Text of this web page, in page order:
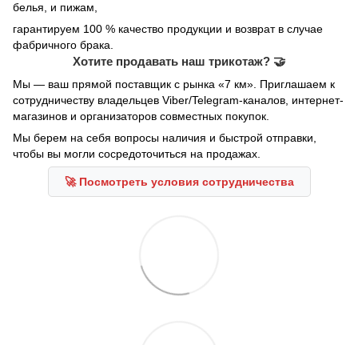
белья, и пижам,
гарантируем 100 % качество продукции и возврат в случае
фабричного брака.
Хотите продавать наш трикотаж? 🤝
Мы — ваш прямой поставщик с рынка «7 км». Приглашаем к
сотрудничеству владельцев Viber/Telegram-каналов, интернет-
магазинов и организаторов совместных покупок.
Мы берем на себя вопросы наличия и быстрой отправки,
чтобы вы могли сосредоточиться на продажах.
🚀 Посмотреть условия сотрудничества